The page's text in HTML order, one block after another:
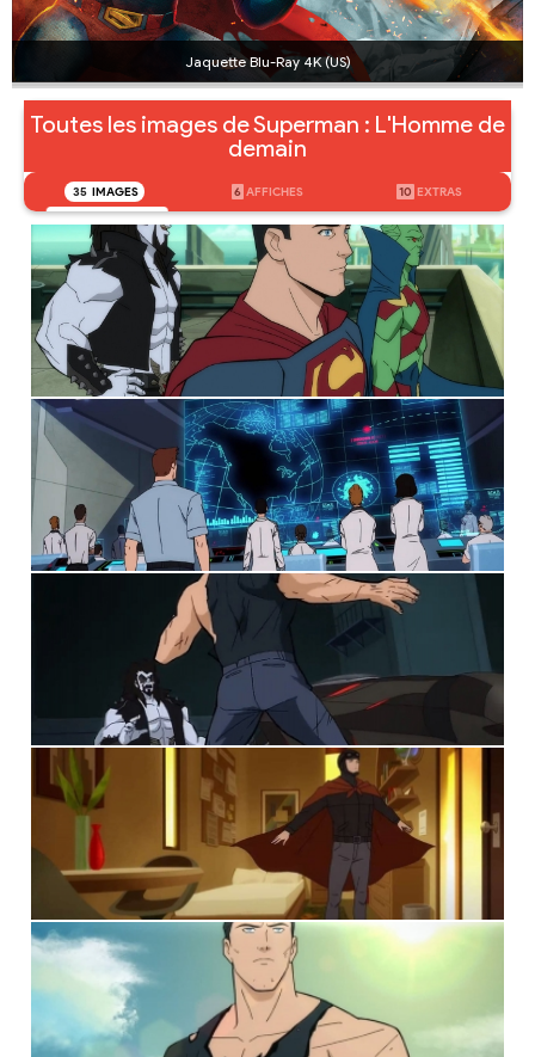
Jaquette Blu-Ray 4K (US)
Toutes les images de Superman : L'Homme de
demain
35 IMAGES 6 AFFICHES 10 EXTRAS